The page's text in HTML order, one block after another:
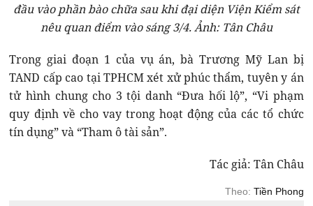
đầu vào phần bào chữa sau khi đại diện Viện Kiểm sát
nêu quan điểm vào sáng 3/4. Ảnh: Tân Châu
Trong giai đoạn 1 của vụ án, bà Trương Mỹ Lan bị
TAND cấp cao tại TPHCM xét xử phúc thẩm, tuyên y án
tử hình chung cho 3 tội danh “Đưa hối lộ”, “Vi phạm
quy định về cho vay trong hoạt động của các tổ chức
tín dụng” và “Tham ô tài sản”.
Tác giả: Tân Châu
Theo: Tiền Phong